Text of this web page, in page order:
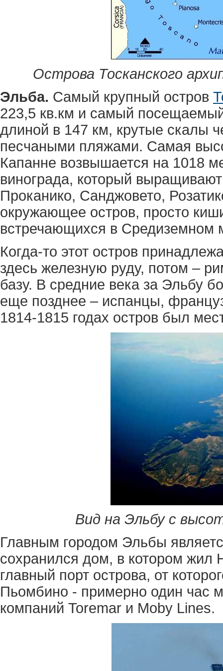
Острова Тосканского
Эльба. Самый крупный остров
223,5 кв.км и самый
длиной в 147 км, крутые скалы
песчаными пляжами. Самая
Капанне возвышается на 1018
винограда, который
Проканико, Санджовето,
окружающее остров, просто
встречающихся в Средиземном
Когда-то этот остров
здесь железную руду, потом –
базу. В средние века за Эльбу
еще позднее – испанцы,
1814-1815 годах остров был
Вид на Эльбу с
Главным городом Эльбы
сохранился дом, в котором жил
главный порт острова, от
Пьомбино - примерно один час
компаний Toremar и Moby Lines.